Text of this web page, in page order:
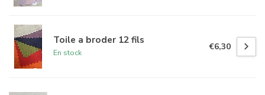
Toile a broder 12 fils
En stock
€6,30